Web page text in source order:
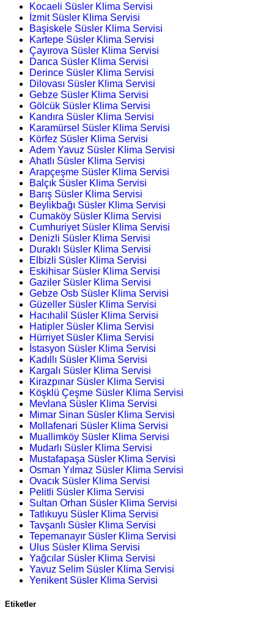
Kocaeli Süsler Klima Servisi
İzmit Süsler Klima Servisi
Başiskele Süsler Klima Servisi
Kartepe Süsler Klima Servisi
Çayırova Süsler Klima Servisi
Darıca Süsler Klima Servisi
Derince Süsler Klima Servisi
Dilovası Süsler Klima Servisi
Gebze Süsler Klima Servisi
Gölcük Süsler Klima Servisi
Kandıra Süsler Klima Servisi
Karamürsel Süsler Klima Servisi
Körfez Süsler Klima Servisi
Adem Yavuz Süsler Klima Servisi
Ahatlı Süsler Klima Servisi
Arapçeşme Süsler Klima Servisi
Balçık Süsler Klima Servisi
Barış Süsler Klima Servisi
Beylikbağı Süsler Klima Servisi
Cumaköy Süsler Klima Servisi
Cumhuriyet Süsler Klima Servisi
Denizli Süsler Klima Servisi
Duraklı Süsler Klima Servisi
Elbizli Süsler Klima Servisi
Eskihisar Süsler Klima Servisi
Gaziler Süsler Klima Servisi
Gebze Osb Süsler Klima Servisi
Güzeller Süsler Klima Servisi
Hacıhalil Süsler Klima Servisi
Hatipler Süsler Klima Servisi
Hürriyet Süsler Klima Servisi
İstasyon Süsler Klima Servisi
Kadıllı Süsler Klima Servisi
Kargalı Süsler Klima Servisi
Kirazpınar Süsler Klima Servisi
Köşklü Çeşme Süsler Klima Servisi
Mevlana Süsler Klima Servisi
Mimar Sinan Süsler Klima Servisi
Mollafenari Süsler Klima Servisi
Muallimköy Süsler Klima Servisi
Mudarlı Süsler Klima Servisi
Mustafapaşa Süsler Klima Servisi
Osman Yılmaz Süsler Klima Servisi
Ovacık Süsler Klima Servisi
Pelitli Süsler Klima Servisi
Sultan Orhan Süsler Klima Servisi
Tatlıkuyu Süsler Klima Servisi
Tavşanlı Süsler Klima Servisi
Tepemanayır Süsler Klima Servisi
Ulus Süsler Klima Servisi
Yağcılar Süsler Klima Servisi
Yavuz Selim Süsler Klima Servisi
Yenikent Süsler Klima Servisi
Etiketler